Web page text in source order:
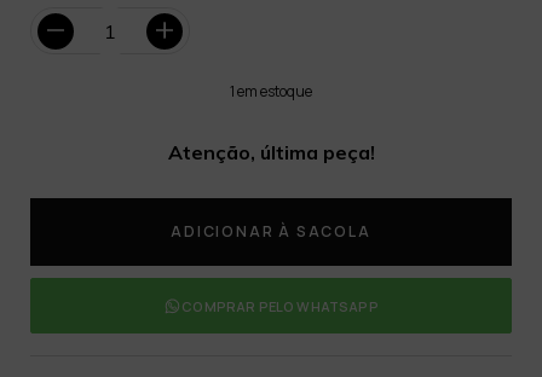
1em estoque
Atenção, última peça!
COMPRAR PELO WHATSAPP